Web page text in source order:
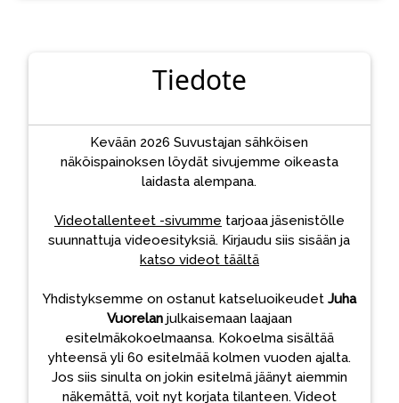
Tiedote
Kevään 2026 Suvustajan sähköisen
näköispainoksen löydät sivujemme oikeasta
laidasta alempana.
Videotallenteet -sivumme tarjoaa jäsenistölle
suunnattuja videoesityksiä. Kirjaudu siis sisään ja
katso videot täältä
Yhdistyksemme on ostanut katseluoikeudet Juha
Vuorelanjulkaisemaan laajaan
esitelmäkokoelmaansa. Kokoelma sisältää
yhteensä yli 60 esitelmää kolmen vuoden ajalta.
Jos siis sinulta on jokin esitelmä jäänyt aiemmin
näkemättä, voit nyt korjata tilanteen. Videot